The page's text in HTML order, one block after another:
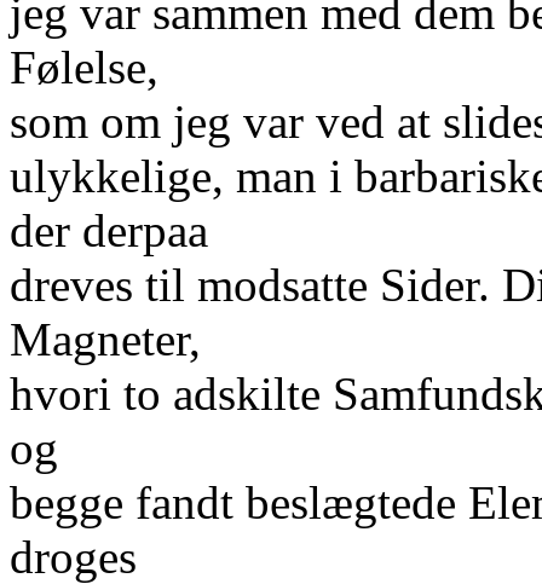
jeg var sammen med dem
Følelse,
som om jeg var ved at
ulykkelige, man i
der derpaa
dreves til modsatte Sider.
Magneter,
hvori to adskilte
og
begge fandt beslægtede
droges